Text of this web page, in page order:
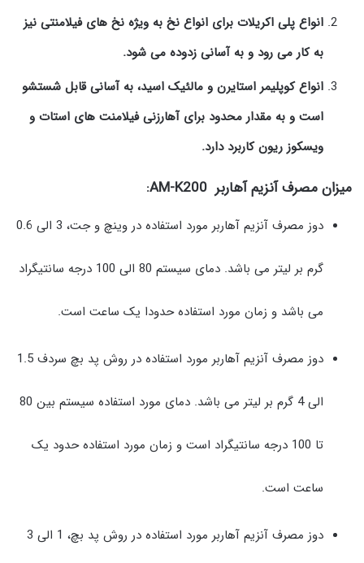
انواع پلی اکریلات برای انواع نخ به ویژه نخ های فیلامنتی نیز
به کار می رود و به آسانی زدوده می شود.
انواع کوپلیمر استایرن و مالئیک اسید، به آسانی قابل شستشو
است و به مقدار محدود برای آهارزنی فیلامنت های استات و
ویسکوز ریون کاربرد دارد.
میزان مصرف آنزیم آهاربر :
دوز مصرف آنزیم آهاربر مورد استفاده در وینچ و جت، 3 الی 0.6
گرم بر لیتر می باشد. دمای سیستم 80 الی 100 درجه سانتیگراد
می باشد و زمان مورد استفاده حدودا یک ساعت است.
دوز مصرف آنزیم آهاربر مورد استفاده در روش پد بچ سردف 1.5
الی 4 گرم بر لیتر می باشد. دمای مورد استفاده سیستم بین 80
تا 100 درجه سانتیگراد است و زمان مورد استفاده حدود یک
ساعت است.
دوز مصرف آنزیم آهاربر مورد استفاده در روش پد بچ، 1 الی 3